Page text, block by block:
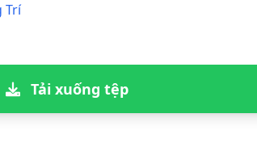
Trí
Tải xuống tệp